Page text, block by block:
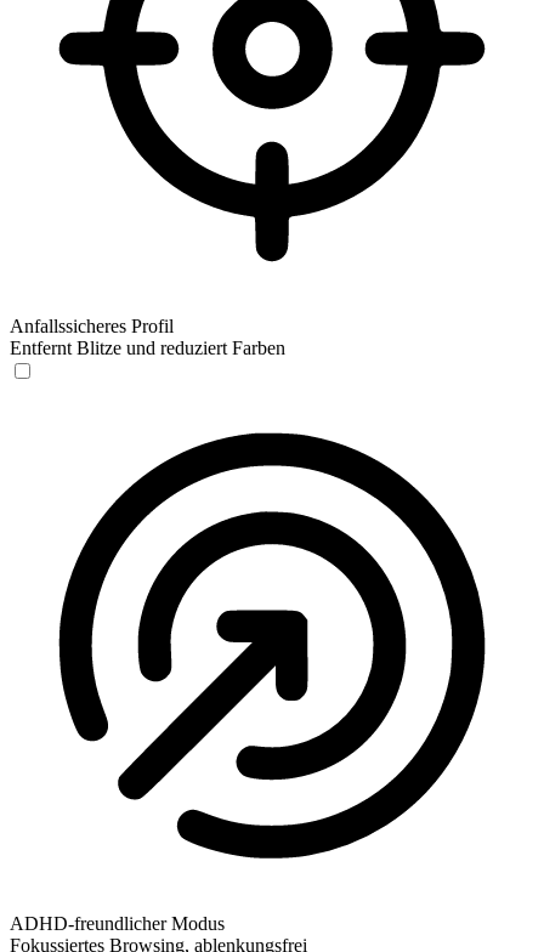
Anfallssicheres Profil
Entfernt Blitze und reduziert Farben
ADHD-freundlicher Modus
Fokussiertes Browsing, ablenkungsfrei